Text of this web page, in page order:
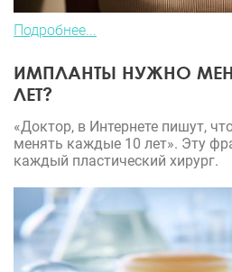
Подробнее...
ИМПЛАНТЫ НУЖНО
ЛЕТ?
«Доктор, в Интернете пишут,
менять каждые 10 лет». Эту
каждый пластический хирург.